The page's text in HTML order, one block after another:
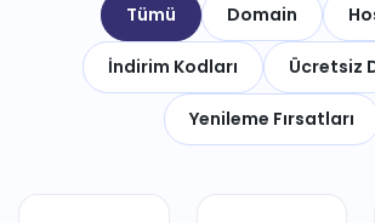
Tümü Domain
İndirim Kodları Ücretsiz
Yenileme Fırsatları